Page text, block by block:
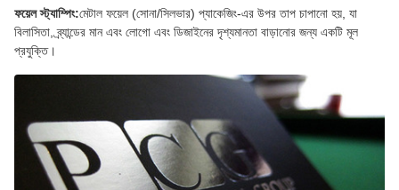
ফয়েল স্ট্যাম্পিং:মেটাল ফয়েল (সোনা/সিলভার) প্যাকেজিং-এর উপর তাপ চাপানো হয়, যা
বিলাসিতা, ব্র্যান্ডের মান এবং লোগো এবং ডিজাইনের দৃশ্যমানতা বাড়ানোর জন্য একটি মূল
প্রযুক্তি।